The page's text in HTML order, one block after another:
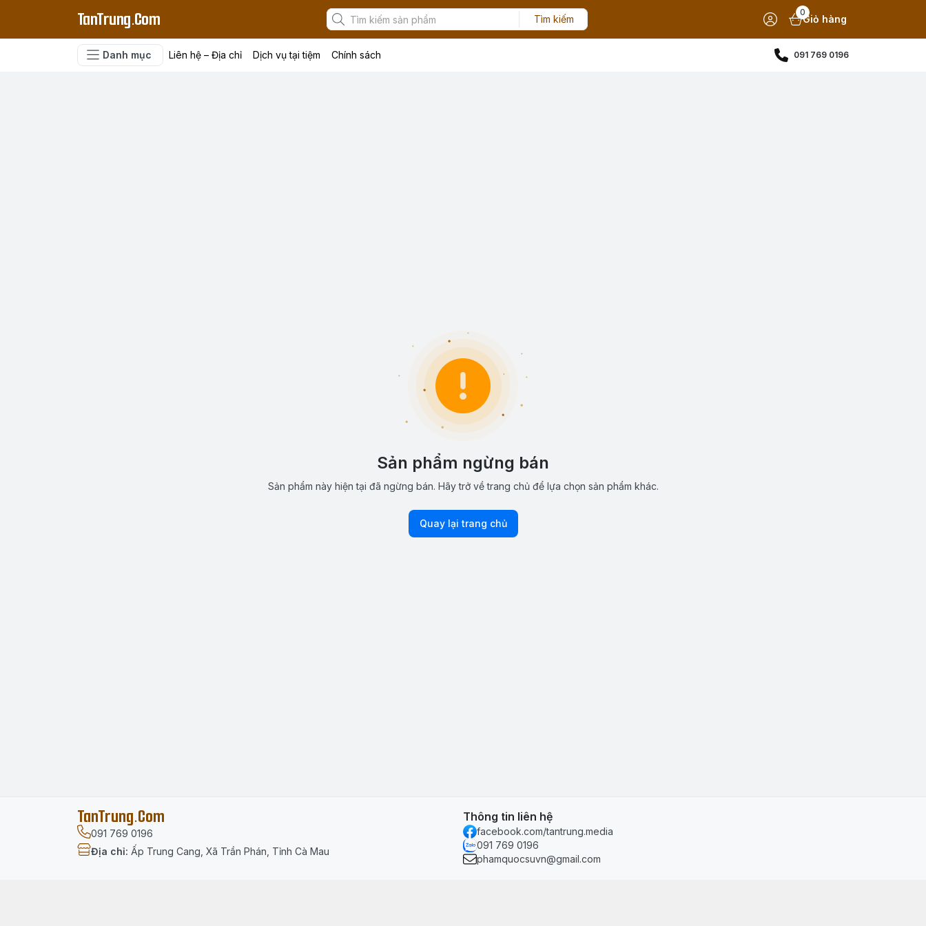
TanTrung.Com Tìm kiếm
0
Giỏ hàng
Danh mục Liên hệ – Địa chỉ Dịch vụ tại tiệm Chính sách 091 769 0196
Sản phẩm ngừng bán
Sản phẩm này hiện tại đã ngừng bán. Hãy trở về trang chủ để lựa chọn sản phẩm khác.
Quay lại trang chủ
TanTrung.Com
091 769 0196
Địa chỉ: Ấp Trung Cang, Xã Trần Phán, Tỉnh Cà Mau
Thông tin liên hệ
facebook.com/tantrung.media
091 769 0196
phamquocsuvn@gmail.com